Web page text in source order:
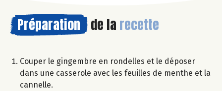
Préparation de la recette
Couper le gingembre en rondelles et le déposer
dans une casserole avec les feuilles de menthe et la
cannelle.